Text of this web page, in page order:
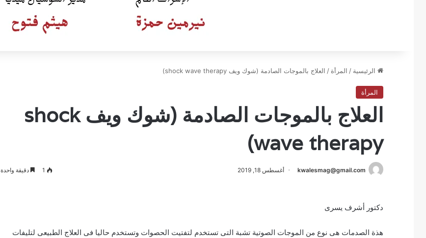
الرئيسية / المرأة / العلاج بالموجات الصادمة (شوك ويف shock wave therapy)
المرأة
العلاج بالموجات الصادمة (شوك ويف shock
wave therapy)
kwalesmag@gmail.com أغسطس 18, 2019 1 دقيقة واحدة
دكتور أشرف يسرى
هذة الصدمات هى نوع من الموجات الصوتية تشبة التى تستخدم لتفتيت الحصوات وتستخدم حاليا فى العلاج الطبيعى لتليفات